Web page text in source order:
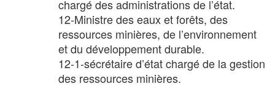
chargé des administrations de l’état.
12-Ministre des eaux et forêts, des
ressources minières, de l’environnement
et du développement durable.
12-1-sécrétaire d’état chargé de la gestion
des ressources minières.